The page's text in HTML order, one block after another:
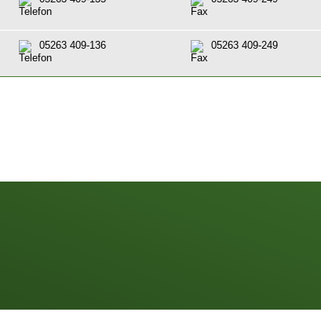
05263 409-136 05263 409-249